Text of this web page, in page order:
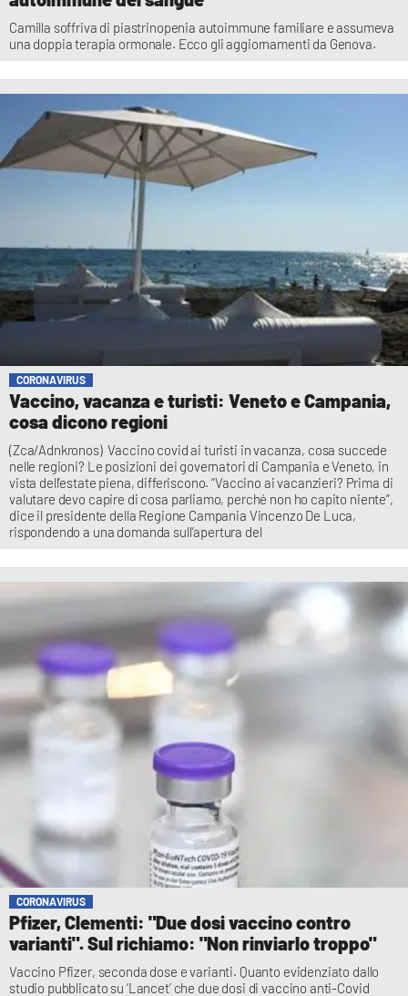
Camilla soffriva di piastrinopenia autoimmune familiare e assumeva
una doppia terapia ormonale. Ecco gli aggiornamenti da Genova.
CORONAVIRUS
Vaccino, vacanza e turisti: Veneto e Campania,
cosa dicono regioni
(Zca/Adnkronos) Vaccino covid ai turisti in vacanza, cosa succede
nelle regioni? Le posizioni dei governatori di Campania e Veneto, in
vista dell’estate piena, differiscono. “Vaccino ai vacanzieri? Prima di
valutare devo capire di cosa parliamo, perché non ho capito niente”,
dice il presidente della Regione Campania Vincenzo De Luca,
rispondendo a una domanda sull’apertura del
CORONAVIRUS
Pfizer, Clementi: "Due dosi vaccino contro
varianti". Sul richiamo: "Non rinviarlo troppo"
Vaccino Pfizer, seconda dose e varianti. Quanto evidenziato dallo
studio pubblicato su ‘Lancet’ che due dosi di vaccino anti-Covid